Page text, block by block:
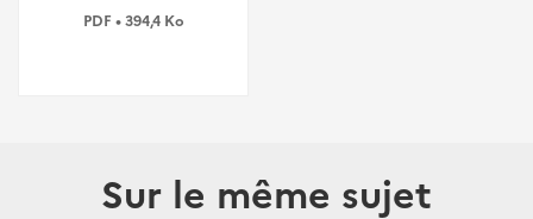
PDF • 394,4 Ko
Sur le même sujet